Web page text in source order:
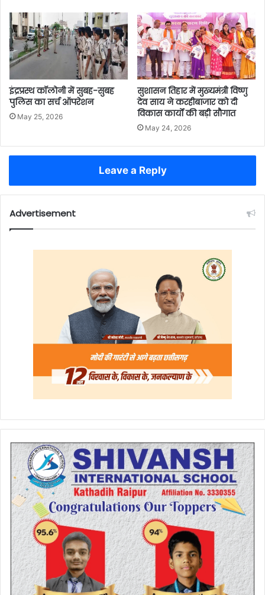
इंद्रप्रस्थ कॉलोनी में सुबह-सुबह
पुलिस का सर्च ऑपरेशन
May 25, 2026
सुशासन तिहार में मुख्यमंत्री विष्णु
देव साय ने करहीबाजार को दी
विकास कार्यों की बड़ी सौगात
May 24, 2026
Leave a Reply
Advertisement